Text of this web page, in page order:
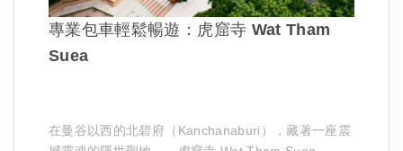
專業包車輕鬆暢遊：虎窟寺 Wat Tham
Suea
在曼谷以西的北碧府（Kanchanaburi），藏著一座震